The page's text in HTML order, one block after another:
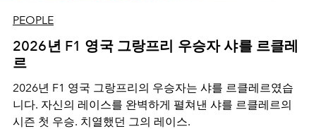
PEOPLE
2026년 F1 영국 그랑프리 우승자 샤를 르클레
르
2026년 F1 영국 그랑프리의 우승자는 샤를 르클레르였습
니다. 자신의 레이스를 완벽하게 펼쳐낸 샤를 르클레르의
시즌 첫 우승. 치열했던 그의 레이스.